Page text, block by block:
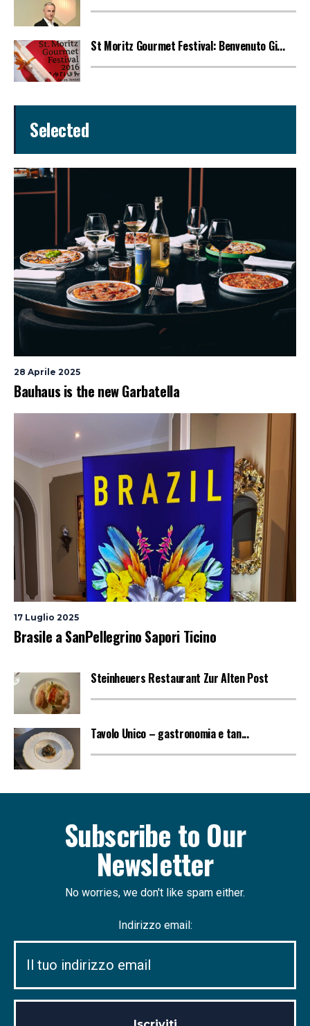
St Moritz Gourmet Festival: Benvenuto Gi...
Selected
28 Aprile 2025
Bauhaus is the new Garbatella
17 Luglio 2025
Brasile a SanPellegrino Sapori Ticino
Steinheuers Restaurant Zur Alten Post
Tavolo Unico – gastronomia e tan...
Subscribe to Our
Newsletter
No worries, we don't like spam either.
Indirizzo email: